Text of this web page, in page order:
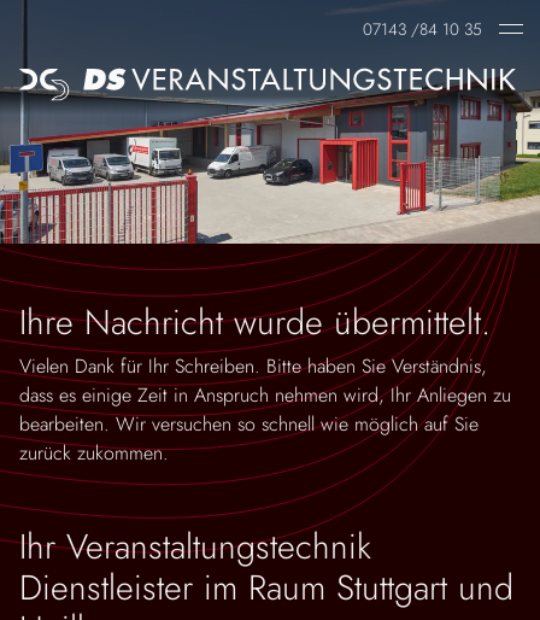
UNTERNEHMEN
Jobs-Karriere
EVENTS
Corporate Events
Virtuelle Events
Hybride Events
Live-Events
Messe
SERVICES
Verleih
Verkauf
mobile- & überdachte Bühnen
Präsentationstechnik
Installation
KONTAKT
Ansprechpartner
07143 /84 10 35
Ihre Nachricht wurde übermittelt.
Vielen Dank für Ihr Schreiben. Bitte haben Sie Verständnis,
dass es einige Zeit in Anspruch nehmen wird, Ihr Anliegen zu
bearbeiten. Wir versuchen so schnell wie möglich auf Sie
zurück zukommen.
Ihr Veranstaltungstechnik
Dienstleister im Raum Stuttgart und